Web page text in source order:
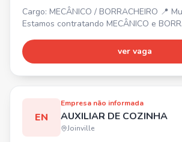
Cargo: MECÂNICO / BORRACHEIRO 📍 Muniz Joinville
Estamos contratando MECÂNICO e
informado.
ver vaga
EN
Empresa não informada
AUXILIAR DE COZINHA
Joinville